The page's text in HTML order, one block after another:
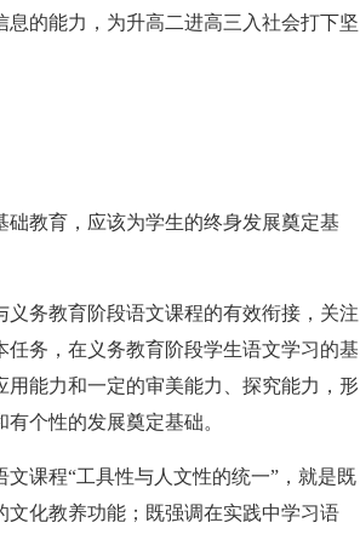
的能力，为升高二进高三入社会打下坚
教育，应该为学生的终身发展奠定基
务教育阶段语文课程的有效衔接，关注
务，在义务教育阶段学生语文学习的基
能力和一定的审美能力、探究能力，形
个性的发展奠定基础。
课程“工具性与人文性的统一”，就是既
化教养功能；既强调在实践中学习语